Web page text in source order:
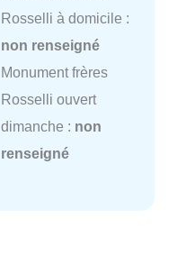
Rosselli à domicile :
non renseigné
Monument frères
Rosselli ouvert
dimanche : non
renseigné